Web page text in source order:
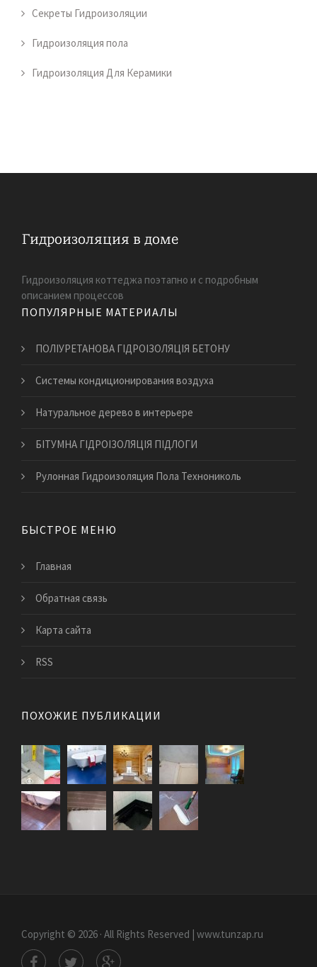
Секреты Гидроизоляции
Гидроизоляция пола
Гидроизоляция Для Керамики
Гидроизоляция коттеджа поэтапно и с подробным
описанием процессов
ПОПУЛЯРНЫЕ МАТЕРИАЛЫ
ПОЛІУРЕТАНОВА ГІДРОІЗОЛЯЦІЯ БЕТОНУ
​Системы кондиционирования воздуха
​Натуральное дерево в интерьере
БІТУМНА ГІДРОІЗОЛЯЦІЯ ПІДЛОГИ
Рулонная Гидроизоляция Пола Технониколь
БЫСТРОЕ МЕНЮ
Главная
Обратная связь
Карта сайта
RSS
ПОХОЖИЕ ПУБЛИКАЦИИ
Copyright © 2026 · All Rights Reserved | www.tunzap.ru